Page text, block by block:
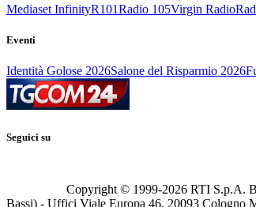
Mediaset InfinityR101Radio 105Virgin Radio
Eventi
Identità Golose 2026Salone del Risparmio 2026
Seguici su
Copyright © 1999-2026 RTI S.p.A.
Bassi) - Uffici Viale Europa 46, 20093 Cologno